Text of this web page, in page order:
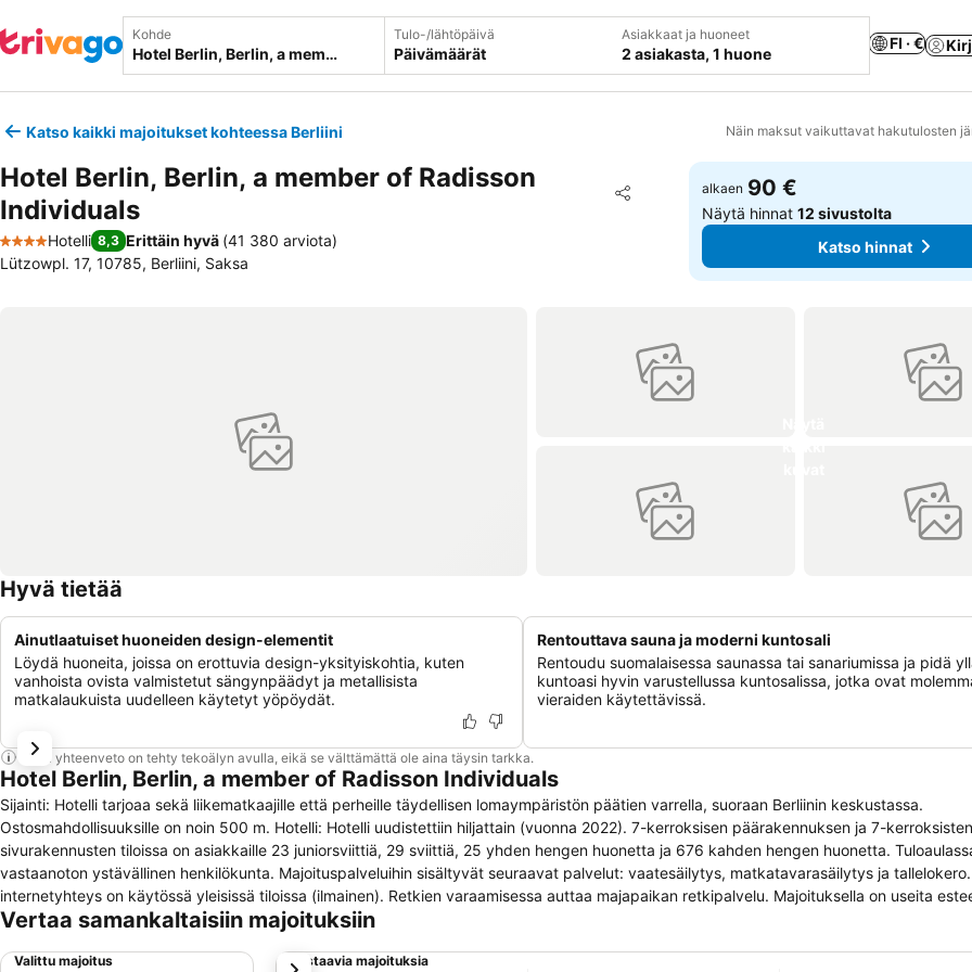
Kohde Tulo-/lähtöpäivä
Päivämäärät
Asiakkaat ja huoneet
2 asiakasta, 1 huone
FI · €
Katso kaikki majoitukset kohteessa Berliini Näin maksut vaikuttavat hakutulosten
Hotel Berlin, Berlin, a member of Radisson
Individuals
Jaa
Lisää suosikkeihin
4 Tähtiluokitus
Hotelli 8,3 Erittäin hyvä (41 380 arviota)
Lützowpl. 17, 10785, Berliini, Saksa
alkaen 90 €
Näytä hinnat12 sivustolta
Katso hinnat
Hyvä tietää
Ainutlaatuiset huoneiden design-elementit
Löydä huoneita, joissa on erottuvia design-yksityiskohtia, kuten
vanhoista ovista valmistetut sängynpäädyt ja metallisista
matkalaukuista uudelleen käytetyt yöpöydät.
Rentouttava sauna ja moderni kuntosali
Rentoudu suomalaisessa saunassa tai sanariumissa ja pidä
kuntoasi hyvin varustellussa kuntosalissa, jotka ovat
vieraiden käytettävissä.
Tämä yhteenveto on tehty tekoälyn avulla, eikä se välttämättä ole aina täysin tarkka.
Hotel Berlin, Berlin, a member of Radisson Individuals
Sijainti: Hotelli tarjoaa sekä liikematkaajille että perheille täydellisen lomaympäristön päätien varrella, suoraan Berliinin keskustassa.
Ostosmahdollisuuksille on noin 500 m. Hotelli: Hotelli uudistettiin hiljattain (vuonna 2022). 7-kerroksisen päärakennuksen ja 7-kerroksisten
sivurakennusten tiloissa on asiakkaille 23 juniorsviittiä, 29 sviittiä, 25 yhden hengen huonetta ja 676 kahden hengen huonetta.
vastaanoton ystävällinen henkilökunta. Majoituspalveluihin sisältyvät seuraavat palvelut: vaatesäilytys, matkatavarasäilytys ja
internetyhteys on käytössä yleisissä tiloissa (ilmainen). Retkien varaamisessa auttaa majapaikan retkipalvelu. Majoituksella on useita
toimintoja. Oleskelumukavuutta lisää 8 hissit ja esteetön varustus. Supermarketti sekä muut liikkeet tarjoavat hyviä ostosmahdollisuuksia.
Palveluihin kuuluvat lisäksi maksullinen lastenhoitopalvelu erillisestä pyynnöstä, lastenhoito, pesupalvelu ja oma lentokenttäbussi.
Vertaa samankaltaisiin majoituksiin
Valittu majoitus Vastaavia majoituksia
seuraava